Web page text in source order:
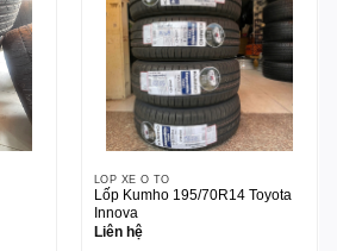
LỐP XE Ô TÔ
Lốp Kumho 195/70R14 Toyota
Innova
Liên hệ